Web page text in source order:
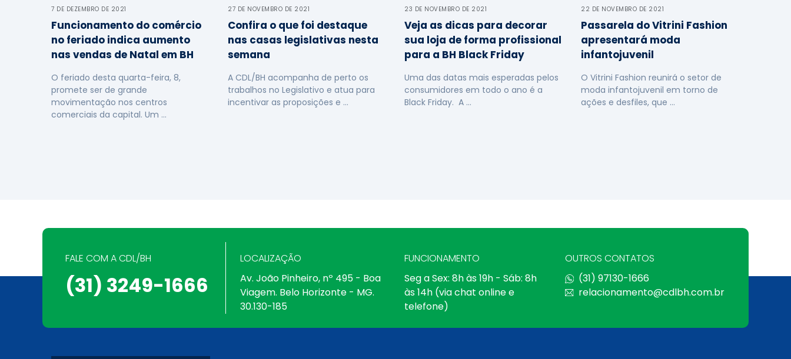
7 DE DEZEMBRO DE 2021
Funcionamento do comércio
no feriado indica aumento
nas vendas de Natal em BH
O feriado desta quarta-feira, 8,
promete ser de grande
movimentação nos centros
comerciais da capital. Um …
27 DE NOVEMBRO DE 2021
Confira o que foi destaque
nas casas legislativas nesta
semana
A CDL/BH acompanha de perto os
trabalhos no Legislativo e atua para
incentivar as proposições e …
23 DE NOVEMBRO DE 2021
Veja as dicas para decorar
sua loja de forma profissional
para a BH Black Friday
Uma das datas mais esperadas pelos
consumidores em todo o ano é a
Black Friday. A …
22 DE NOVEMBRO DE 2021
Passarela do Vitrini Fashion
apresentará moda
infantojuvenil
O Vitrini Fashion reunirá o setor de
moda infantojuvenil em torno de
ações e desfiles, que …
FALE COM A CDL/BH
(31) 3249-1666
LOCALIZAÇÃO
Av. João Pinheiro, nº 495 - Boa
Viagem. Belo Horizonte - MG.
30.130-185
FUNCIONAMENTO
Seg a Sex: 8h às 19h - Sáb: 8h
às 14h (via chat online e
telefone)
OUTROS CONTATOS
(31) 97130-1666
relacionamento@cdlbh.com.br